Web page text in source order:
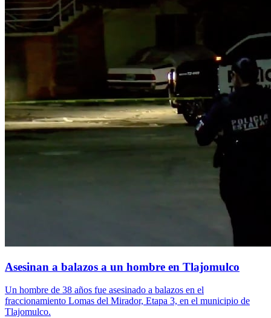
Asesinan a balazos a un hombre en Tlajomulco
Un hombre de 38 años fue asesinado a balazos en el
fraccionamiento Lomas del Mirador, Etapa 3, en el municipio de
Tlajomulco.